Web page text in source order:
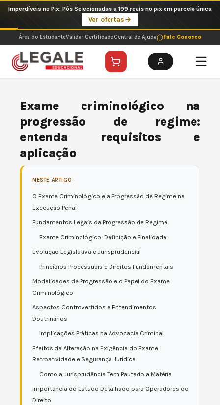
o
conteúdo
Imperdíveis no Pix: Pós Selecionadas a 199 reais no pix em parcela única
Ver ofertas
Área do EstudanteValidar CertificadoCentral de Ajuda Fale Conosco
Exame criminológico na
progressão de regime:
entenda requisitos e
aplicação
NESTE ARTIGO
O Exame Criminológico e a Progressão de Regime na
Execução Penal
Fundamentos Legais da Progressão de Regime
Exame Criminológico: Definição e Finalidade
Evolução Legislativa e Jurisprudencial
Princípios Processuais e Direitos Fundamentais
Modalidades de Progressão e o Papel do Exame
Criminológico
Aspectos Controvertidos e Entendimentos
Doutrinários
Implicações Práticas na Advocacia Criminal
Efeitos da Alteração na Exigência do Exame:
Retroatividade e Segurança Jurídica
Como a Jurisprudência Tem Pautado a Matéria
Importância do Estudo Detalhado para Operadores do
Direito